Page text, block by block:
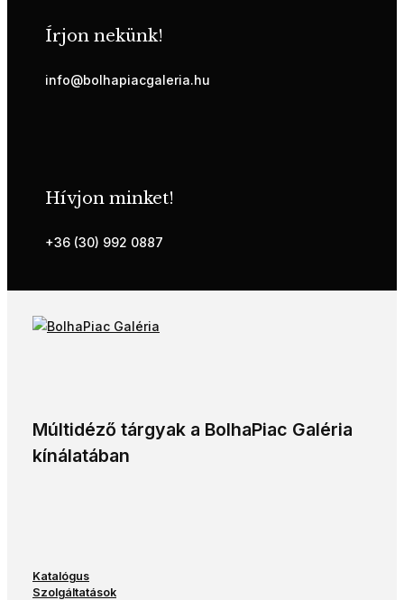
Írjon nekünk!
info@bolhapiacgaleria.hu
Hívjon minket!
+36 (30) 992 0887
Múltidéző tárgyak a BolhaPiac Galéria
kínálatában
Katalógus
Szolgáltatások